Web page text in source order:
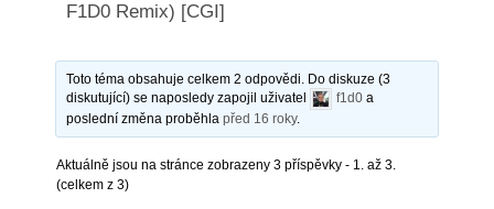
F1D0 Remix) [CGI]
Toto téma obsahuje celkem 2 odpovědi. Do diskuze (3
diskutující) se naposledy zapojil uživatel
f1d0 a
poslední změna proběhlapřed 16 roky.
Aktuálně jsou na stránce zobrazeny 3 příspěvky - 1. až 3.
(celkem z 3)